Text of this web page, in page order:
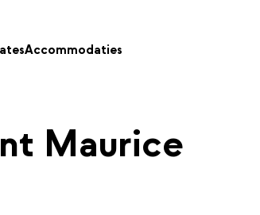
Accommodaties
Maurice